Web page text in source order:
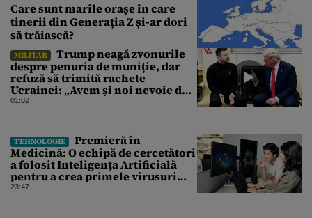
Care sunt marile orașe în care
tinerii din Generația Z și-ar dori
să trăiască?
MILITAR
Trump neagă zvonurile
despre penuria de muniție, dar
refuză să trimită rachete
Ucrainei: „Avem și noi nevoie de
rachete”
01:02
TEHNOLOGIE
Premieră în
Medicină: O echipă de cercetători
a folosit Inteligența Artificială
pentru a crea primele virusuri
sintetice la tratarea de E.coli
23:47